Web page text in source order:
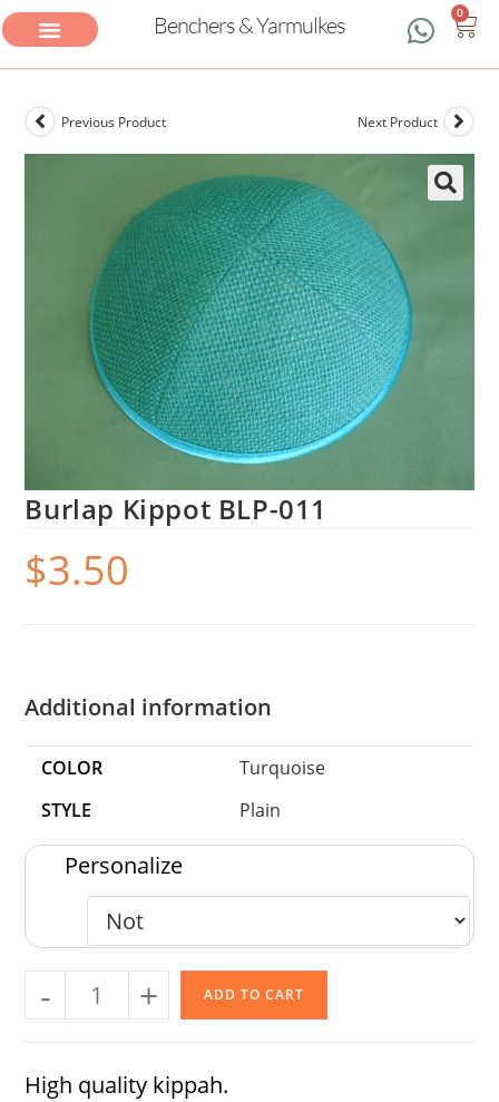
Benchers & Yarmulkes 0
Previous Product Next Product
Burlap Kippot BLP-011
$3.50
High quality kippah.
Additional information
COLOR
Turquoise
STYLE
Plain
Personalize
- + ADD TO CART